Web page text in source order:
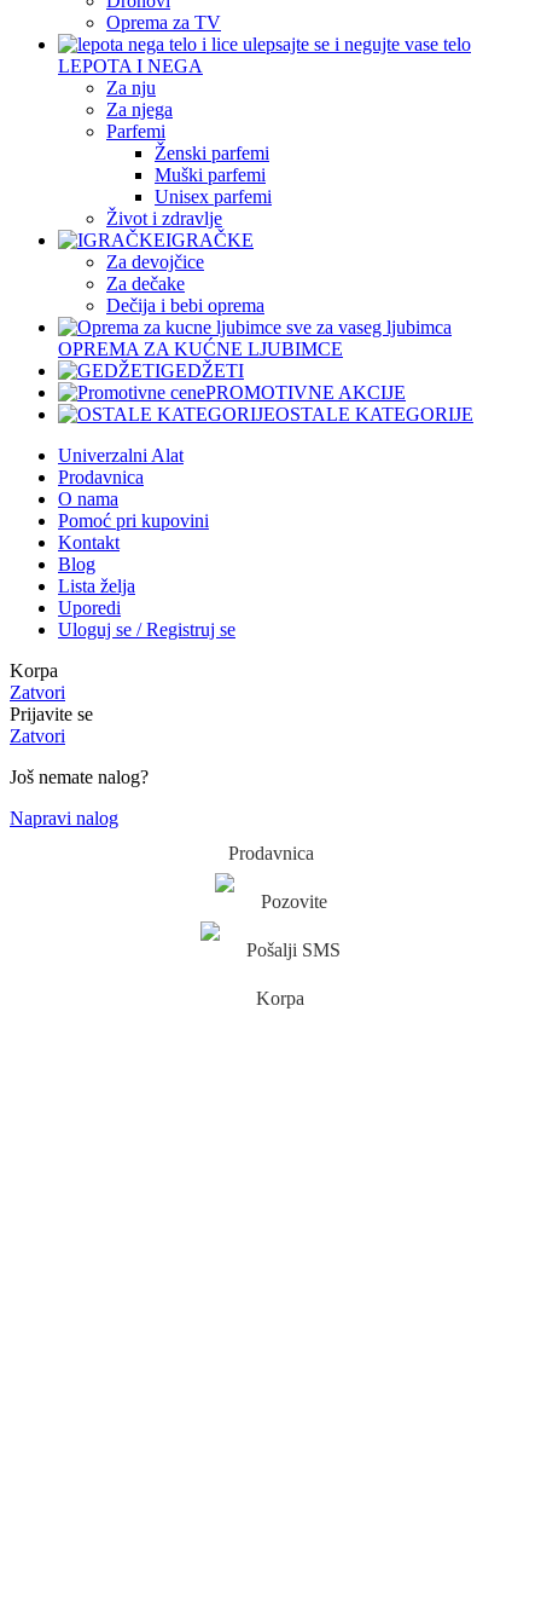
Oprema za TV
LEPOTA I NEGA
Za nju
Za njega
Parfemi
Ženski parfemi
Muški parfemi
Unisex parfemi
Život i zdravlje
IGRAČKE
Za devojčice
Za dečake
Dečija i bebi oprema
OPREMA ZA KUĆNE LJUBIMCE
GEDŽETI
PROMOTIVNE AKCIJE
OSTALE KATEGORIJE
Univerzalni Alat
Prodavnica
O nama
Pomoć pri kupovini
Kontakt
Blog
Lista želja
Uporedi
Uloguj se / Registruj se
Korpa
Zatvori
Prijavite se
Zatvori
Još nemate nalog?
Napravi nalog
Prodavnica
Pozovite
Pošalji SMS
Korpa